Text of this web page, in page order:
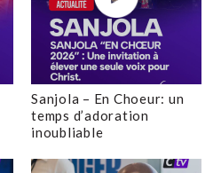
Sanjola – En Choeur: un
temps d’adoration
inoubliable